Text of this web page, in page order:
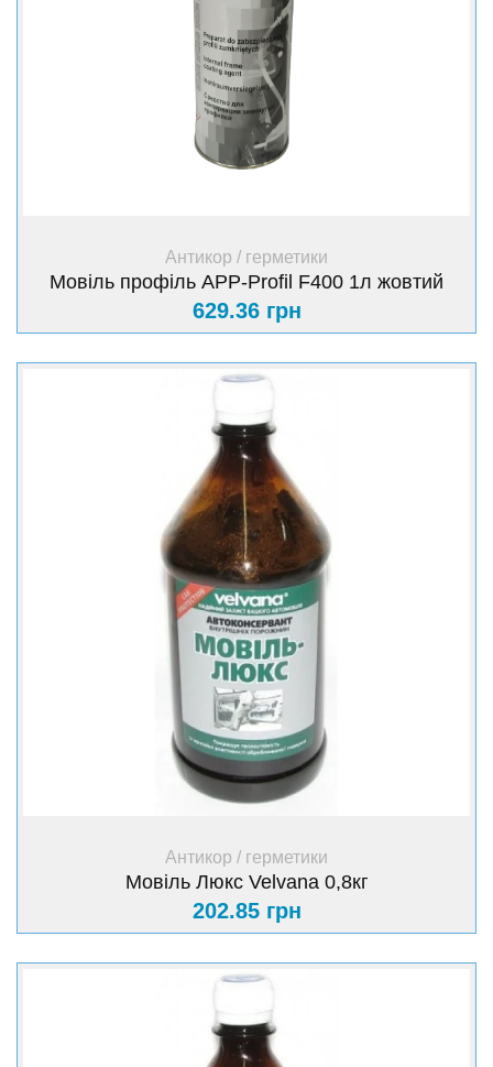
+ Купити
Антикор / герметики
Мовіль профіль APP-Profil F400 1л жовтий
629.36 грн
+ Купити
Антикор / герметики
Мовіль Люкс Velvana 0,8кг
202.85 грн